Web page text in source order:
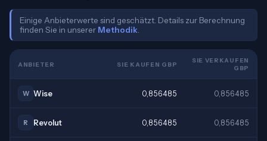
Einige Anbieterwerte sind geschätzt. Details zur Berechnung
finden Sie in unserer Methodik
ANBIETER SIE KAUFEN GBP
SIE VERKAUFEN
GBP
W Wise 0,856485 0,856485
R Revolut 0,856485 0,856485